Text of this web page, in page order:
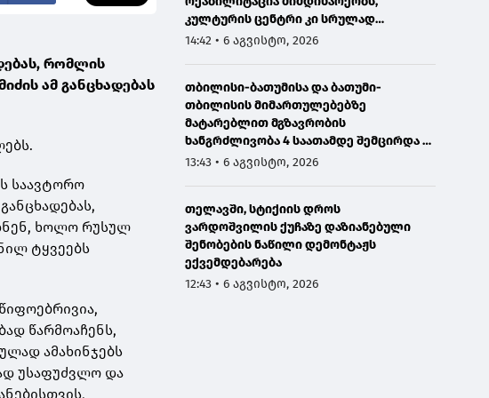
რომლის
ამ განცხადებას
საავტორო
ხოლო რუსულ
ტყვეებს
წარმოაჩენს,
ამახინჯებს
უსაფუძვლო და
კულტურის ცენტრი კი სრულად
განახლდა
14:42 • 6 აგვისტო, 2026
თბილისი-ბათუმისა და ბათუმი-
თბილისის მიმართულებებზე
მატარებლით მგზავრობის
ხანგრძლივობა 4 საათამდე შემცირდა -
თბილისი-ბათუმი-თბილისის
13:43 • 6 აგვისტო, 2026
თელავში, სტიქიის დროს
ვარდოშვილის ქუჩაზე დაზიანებული
შენობების ნაწილი დემონტაჟს
ექვემდებარება
12:43 • 6 აგვისტო, 2026